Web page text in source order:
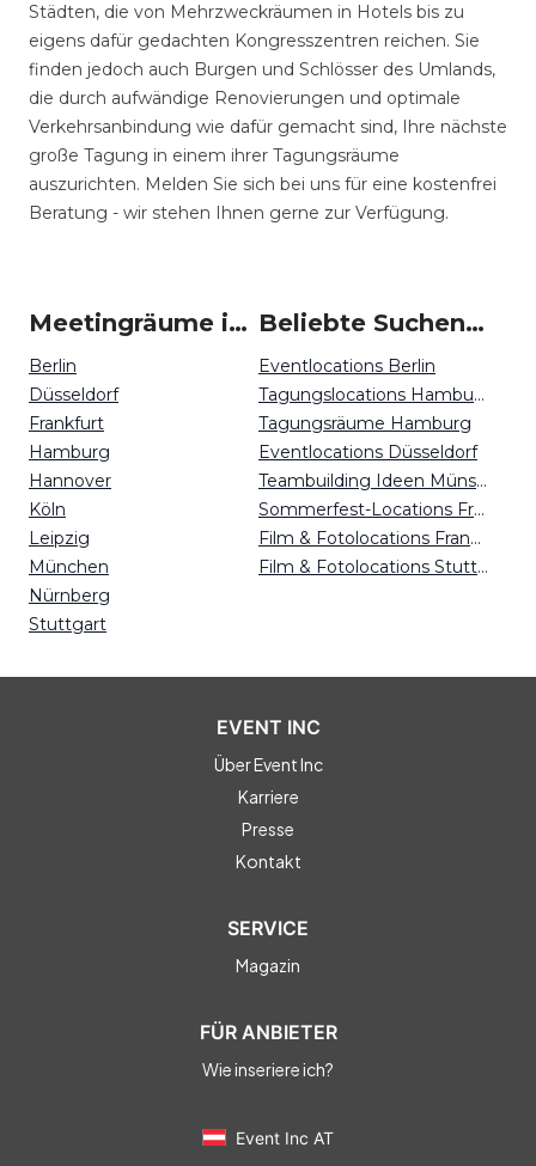
Städten, die von Mehrzweckräumen in Hotels bis zu
eigens dafür gedachten Kongresszentren reichen. Sie
finden jedoch auch Burgen und Schlösser des Umlands,
die durch aufwändige Renovierungen und optimale
Verkehrsanbindung wie dafür gemacht sind, Ihre nächste
große Tagung in einem ihrer Tagungsräume
auszurichten. Melden Sie sich bei uns für eine kostenfrei
Beratung - wir stehen Ihnen gerne zur Verfügung.
Meetingräume in Deutschland
Berlin
Düsseldorf
Frankfurt
Hamburg
Hannover
Köln
Leipzig
München
Nürnberg
Stuttgart
Beliebte Suchen auf Event Inc
Eventlocations Berlin
Tagungslocations Hamburg
Tagungsräume Hamburg
Eventlocations Düsseldorf
Teambuilding Ideen Münster
Sommerfest-Locations Freiburg
Film & Fotolocations Frankfurt
Film & Fotolocations Stuttgart
EVENT INC
Über Event Inc
Karriere
Presse
Kontakt
SERVICE
Magazin
FÜR ANBIETER
Wie inseriere ich?
Event Inc AT